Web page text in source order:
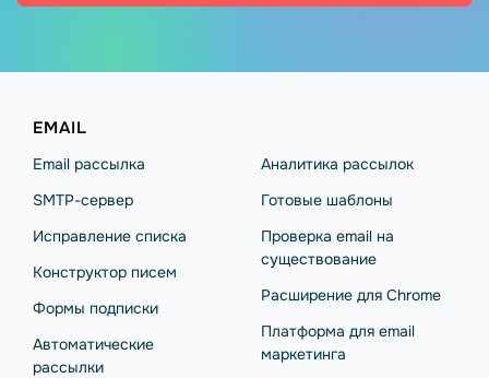
EMAIL
Email рассылка
SMTP-сервер
Исправление списка
Конструктор писем
Формы подписки
Автоматические
рассылки
Аналитика рассылок
Готовые шаблоны
Проверка email на
существование
Расширение для Chrome
Платформа для email
маркетинга